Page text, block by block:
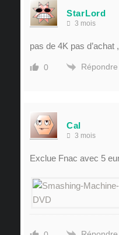
StarLord
3 mois
pas de 4K pas d’achat
0 Répondre
Cal
3 mois
Exclue Fnac avec 5